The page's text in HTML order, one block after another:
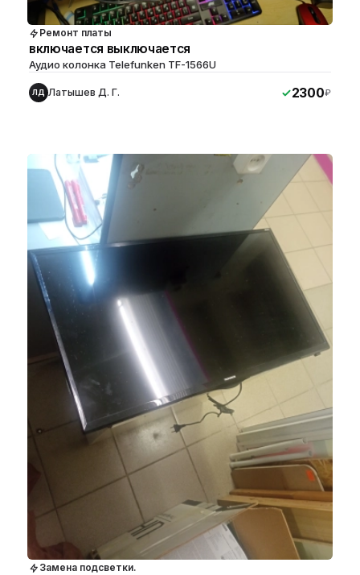
Ремонт платы
включается выключается
Аудио колонка Telefunken TF-1566U
ЛД Латышев Д. Г. 2300₽
Замена подсветки.